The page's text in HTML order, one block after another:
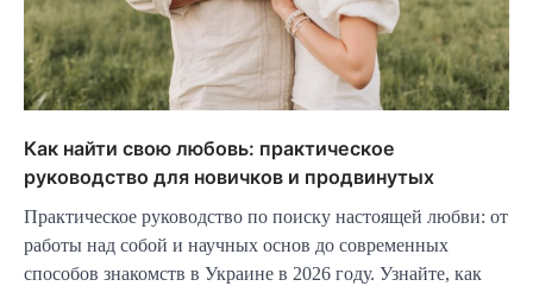
Как найти свою любовь: практическое
руководство для новичков и продвинутых
Практическое руководство по поиску настоящей любви: от
работы над собой и научных основ до современных
способов знакомств в Украине в 2026 году. Узнайте, как